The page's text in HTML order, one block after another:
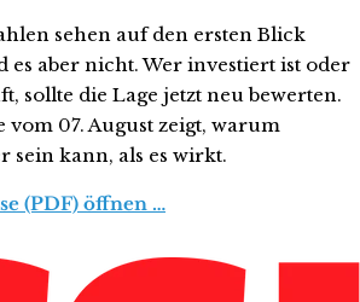
sehen auf den ersten Blick
es aber nicht. Wer investiert ist oder
sollte die Lage jetzt neu bewerten.
vom 07. August zeigt, warum
sein kann, als es wirkt.
(PDF) öffnen …